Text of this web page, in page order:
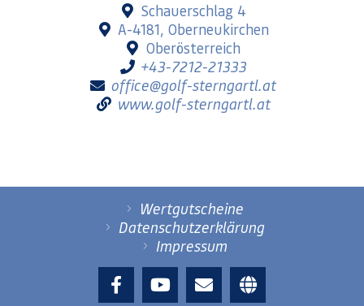
Schauerschlag 4
A-4181, Oberneukirchen
Oberösterreich
+43-7212-21333
office@golf-sterngartl.at
www.golf-sterngartl.at
Wertgutscheine
Datenschutzerklärung
Impressum